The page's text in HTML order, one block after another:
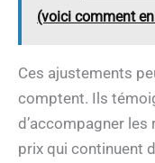
(voici comment
Ces ajustements
comptent. Ils
d’accompagner
prix qui continuent